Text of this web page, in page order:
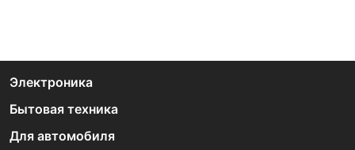
Электроника
Бытовая техника
Для автомобиля